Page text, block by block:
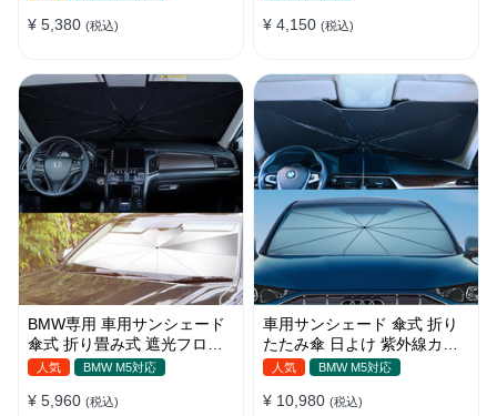
¥ 5,380 (税込) ¥ 4,150 (税込)
BMW専用 車用サンシェード
傘式 折り畳み式 遮光フロン
トシェード 日焼け対策 断熱
人気 BMW M5対応
¥ 5,960 (税込)
車用サンシェード 傘式 折り
たたみ傘 日よけ 紫外線カッ
ト 車保護 車種汎用 収納便利
人気 BMW M5対応
¥ 10,980 (税込)